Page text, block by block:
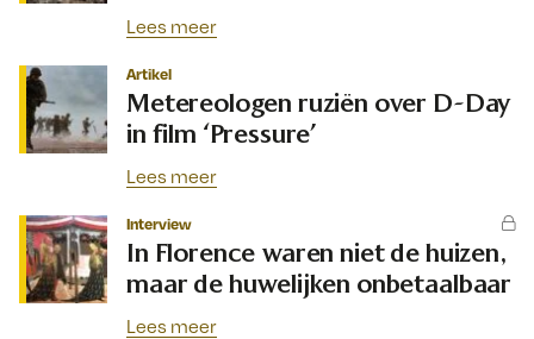
Lees meer
Artikel
Metereologen ruziën over D-Day
in film ‘Pressure’
Lees meer
Interview
In Florence waren niet de huizen,
maar de huwelijken onbetaalbaar
Lees meer